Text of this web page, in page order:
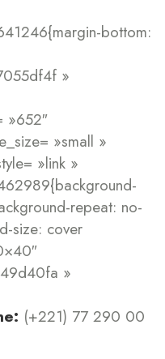
bottom:
»
»652″
»small »
»link »
repeat: no-
size: cover
»
(+221) 77 290 00